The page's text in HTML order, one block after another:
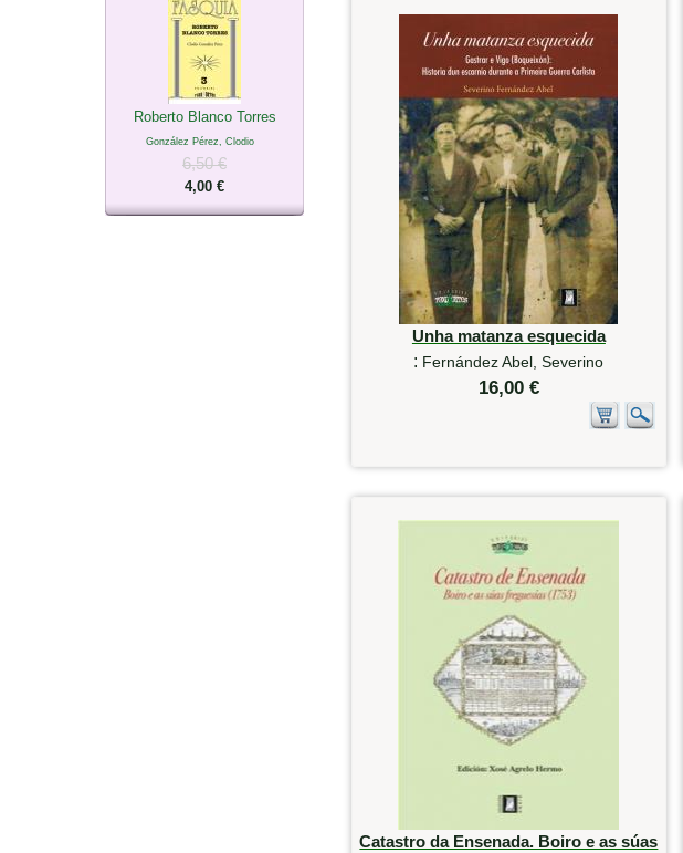
Roberto Blanco Torres
González Pérez, Clodio
6,50 €
4,00 €
Unha matanza esquecida
: Fernández Abel, Severino
16,00 €
Catastro da Ensenada. Boiro e as súas